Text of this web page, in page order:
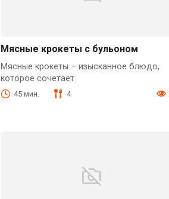
Мясные крокеты с бульоном
Мясные крокеты – изысканное блюдо,
которое сочетает
45 мин. 4